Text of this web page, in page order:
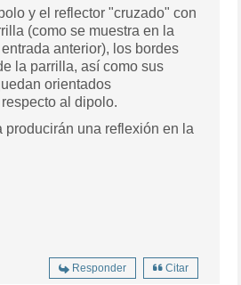
y el reflector "cruzado" con
(como se muestra en la
anterior), los bordes
la parrilla, así como sus
orientados
al dipolo.
Responder Citar